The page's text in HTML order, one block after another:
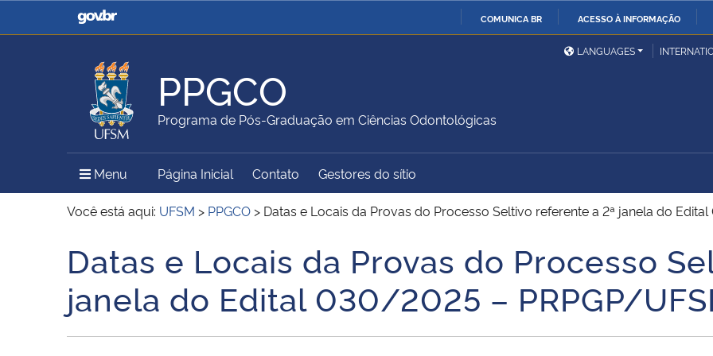
COMUNICA BR ACESSO À INFORMAÇÃO
Casa Civil
Ministério da Justiça e
Ministério da Defesa
Ministério das Relações
Exteriores
Ministério da Agricultura,
Pecuária e Abastecimento
Ministério da Educação
Ministério do Meio Ambiente Ministério do Turismo
Ministério do
Desenvolvimento Regional
União
Secretaria de Governo
Gabinete de Segurança
Institucional
Advocacia-Geral da União Banco Central do Brasil
LANGUAGES
PPGCO
Programa de Pós-Graduação em Ciências Odontológicas
Menu Menu Principal do Sítio
Página Inicial Contato Gestores do sítio
Você está aqui: UFSM > PPGCO > Datas e Locais da Provas do Processo Seltivo referente a 2ª janela do
Início do conteúdo
Datas e Locais da Provas do Processo
janela do Edital 030/2025 – PRPGP/